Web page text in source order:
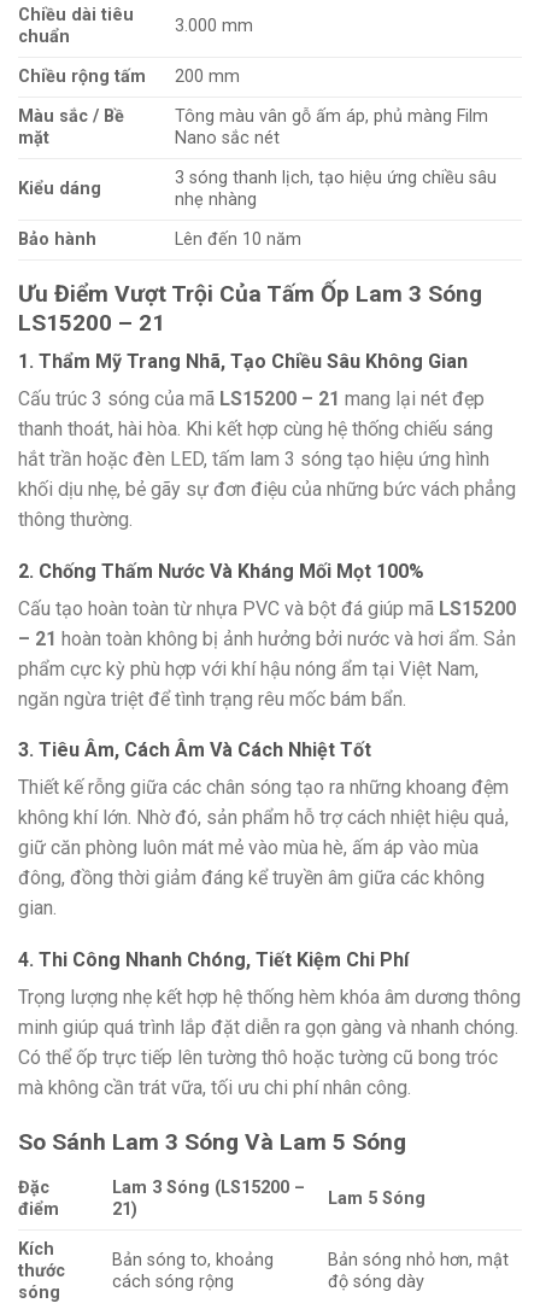
Chiều dài tiêu
chuẩn
3.000 mm
Chiều rộng tấm
200 mm
Màu sắc / Bề
mặt
Tông màu vân gỗ ấm áp, phủ màng Film
Nano sắc nét
Kiểu dáng
3 sóng thanh lịch, tạo hiệu ứng chiều sâu
nhẹ nhàng
Bảo hành
Lên đến 10 năm
Ưu Điểm Vượt Trội Của Tấm Ốp Lam 3 Sóng
LS15200 – 21
1. Thẩm Mỹ Trang Nhã, Tạo Chiều Sâu Không Gian
Cấu trúc 3 sóng của mã LS15200 – 21 mang lại nét đẹp
thanh thoát, hài hòa. Khi kết hợp cùng hệ thống chiếu sáng
hắt trần hoặc đèn LED, tấm lam 3 sóng tạo hiệu ứng hình
khối dịu nhẹ, bẻ gãy sự đơn điệu của những bức vách phẳng
thông thường.
2. Chống Thấm Nước Và Kháng Mối Mọt 100%
Cấu tạo hoàn toàn từ nhựa PVC và bột đá giúp mã LS15200
– 21 hoàn toàn không bị ảnh hưởng bởi nước và hơi ẩm. Sản
phẩm cực kỳ phù hợp với khí hậu nóng ẩm tại Việt Nam,
ngăn ngừa triệt để tình trạng rêu mốc bám bẩn.
3. Tiêu Âm, Cách Âm Và Cách Nhiệt Tốt
Thiết kế rỗng giữa các chân sóng tạo ra những khoang đệm
không khí lớn. Nhờ đó, sản phẩm hỗ trợ cách nhiệt hiệu quả,
giữ căn phòng luôn mát mẻ vào mùa hè, ấm áp vào mùa
đông, đồng thời giảm đáng kể truyền âm giữa các không
gian.
4. Thi Công Nhanh Chóng, Tiết Kiệm Chi Phí
Trọng lượng nhẹ kết hợp hệ thống hèm khóa âm dương thông
minh giúp quá trình lắp đặt diễn ra gọn gàng và nhanh chóng.
Có thể ốp trực tiếp lên tường thô hoặc tường cũ bong tróc
mà không cần trát vữa, tối ưu chi phí nhân công.
So Sánh Lam 3 Sóng Và Lam 5 Sóng
Đặc
điểm
Lam 3 Sóng (LS15200 –
21)
Lam 5 Sóng
Kích
thước
sóng
Bản sóng to, khoảng
cách sóng rộng
Bản sóng nhỏ hơn, mật
độ sóng dày